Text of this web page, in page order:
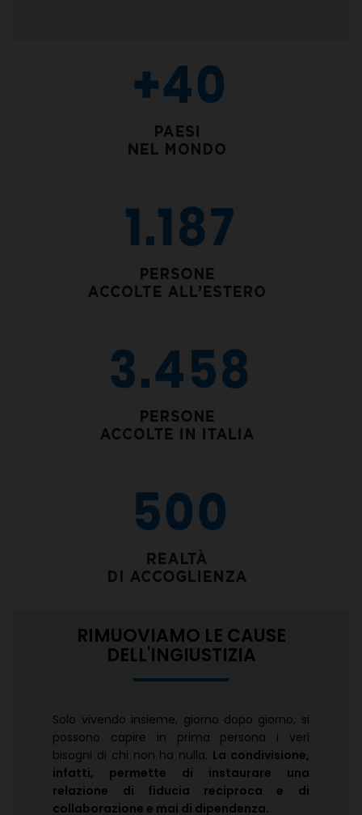
RIMUOVIAMO LE CAUSE
DELL'INGIUSTIZIA
Solo vivendo insieme, giorno dopo giorno, si
possono capire in prima persona i veri
bisogni di chi non ha nulla. La condivisione,
infatti, permette di instaurare una
relazione di fiducia reciproca e di
collaborazione e mai di dipendenza.